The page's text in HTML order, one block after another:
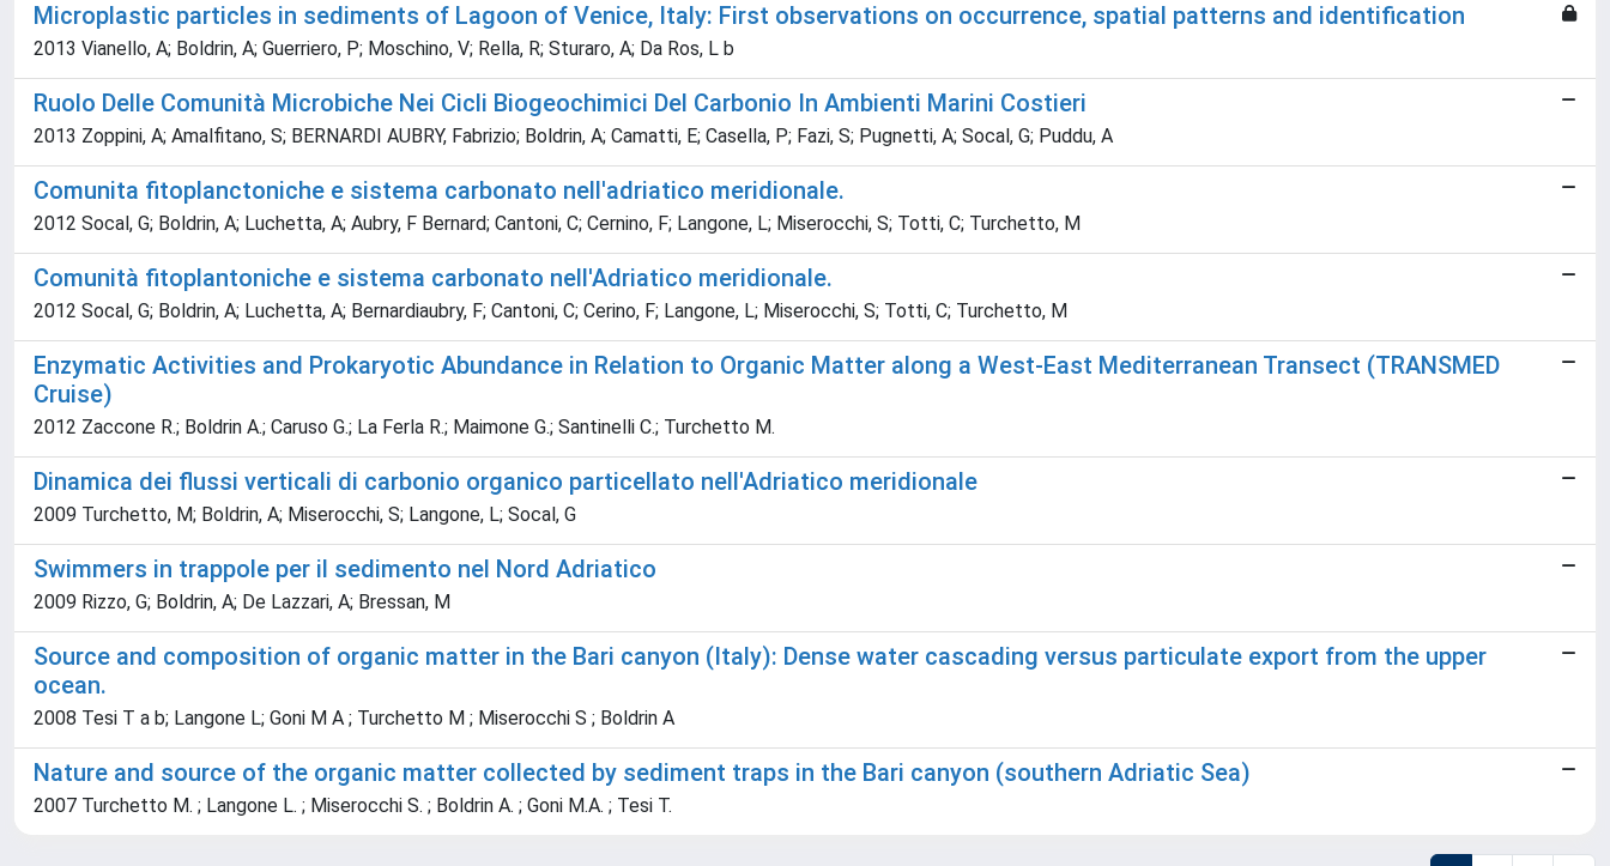
Microplastic particles in sediments of Lagoon of Venice, Italy: First observations on occurrence, spatial patterns and identification
2013 Vianello, A; Boldrin, A; Guerriero, P; Moschino, V; Rella, R; Sturaro, A; Da Ros, L b
Ruolo Delle Comunità Microbiche Nei Cicli Biogeochimici Del Carbonio In Ambienti Marini Costieri
2013 Zoppini, A; Amalfitano, S; BERNARDI AUBRY, Fabrizio; Boldrin, A; Camatti, E; Casella, P; Fazi, S; Pugnetti, A; Socal, G; Puddu, A
Comunita fitoplanctoniche e sistema carbonato nell'adriatico meridionale.
2012 Socal, G; Boldrin, A; Luchetta, A; Aubry, F Bernard; Cantoni, C; Cernino, F; Langone, L; Miserocchi, S; Totti, C; Turchetto, M
Comunità fitoplantoniche e sistema carbonato nell'Adriatico meridionale.
2012 Socal, G; Boldrin, A; Luchetta, A; Bernardiaubry, F; Cantoni, C; Cerino, F; Langone, L; Miserocchi, S; Totti, C; Turchetto, M
Enzymatic Activities and Prokaryotic Abundance in Relation to Organic Matter along a West-East Mediterranean Transect (TRANSMED
Cruise)
2012 Zaccone R.; Boldrin A.; Caruso G.; La Ferla R.; Maimone G.; Santinelli C.; Turchetto M.
Dinamica dei flussi verticali di carbonio organico particellato nell'Adriatico meridionale
2009 Turchetto, M; Boldrin, A; Miserocchi, S; Langone, L; Socal, G
Swimmers in trappole per il sedimento nel Nord Adriatico
2009 Rizzo, G; Boldrin, A; De Lazzari, A; Bressan, M
Source and composition of organic matter in the Bari canyon (Italy): Dense water cascading versus particulate export from the upper
ocean.
2008 Tesi T a b; Langone L; Goni M A ; Turchetto M ; Miserocchi S ; Boldrin A
Nature and source of the organic matter collected by sediment traps in the Bari canyon (southern Adriatic Sea)
2007 Turchetto M. ; Langone L. ; Miserocchi S. ; Boldrin A. ; Goni M.A. ; Tesi T.